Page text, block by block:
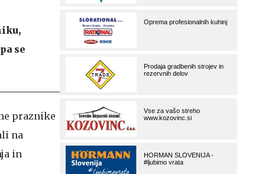
se
praznike
na
in